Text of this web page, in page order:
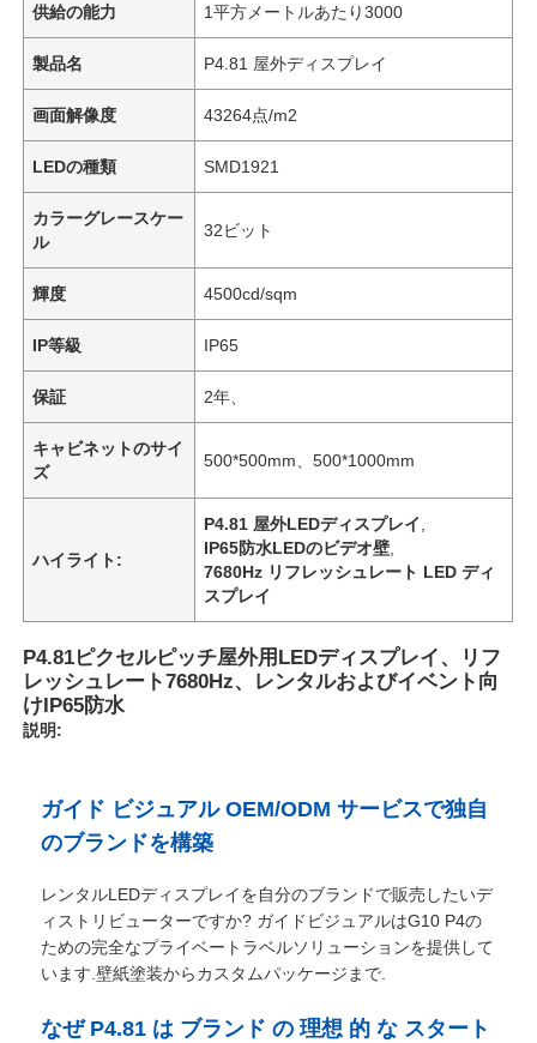
供給の能力 1平方メートルあたり3000
製品名 P4.81 屋外ディスプレイ
画面解像度 43264点/m2
LEDの種類 SMD1921
カラーグレースケー
ル
32ビット
輝度 4500cd/sqm
IP等級 IP65
保証 2年、
キャビネットのサイ
ズ
500*500mm、500*1000mm
ハイライト:
P4.81 屋外LEDディスプレイ
IP65防水LEDのビデオ壁
7680Hz リフレッシュレート LED ディ
スプレイ
P4.81ピクセルピッチ屋外用LEDディスプレイ、リフ
レッシュレート7680Hz、レンタルおよびイベント向
けIP65防水
説明:
ガイド ビジュアル OEM/ODM サービスで独自
のブランドを構築
レンタルLEDディスプレイを自分のブランドで販売したいデ
ィストリビューターですか? ガイドビジュアルはG10 P4の
ための完全なプライベートラベルソリューションを提供して
います.壁紙塗装からカスタムパッケージまで.
なぜ P4.81 は ブランド の 理想 的 な スタート